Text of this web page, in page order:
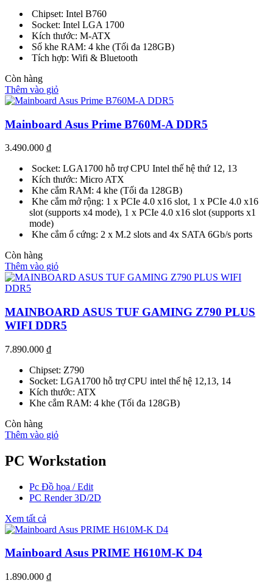
Chipset: Intel B760
Socket: Intel LGA 1700
Kích thước: M-ATX
Số khe RAM: 4 khe (Tối đa 128GB)
Tích hợp: Wifi & Bluetooth
Còn hàng
Thêm vào giỏ
Mainboard Asus Prime B760M-A DDR5
3.490.000 ₫
Socket: LGA1700 hỗ trợ CPU Intel thế hệ thứ 12, 13
Kích thước: Micro ATX
Khe cắm RAM: 4 khe (Tối đa 128GB)
Khe cắm mở rộng: 1 x PCIe 4.0 x16 slot, 1 x PCIe 4.0 x16
slot (supports x4 mode), 1 x PCIe 4.0 x16 slot (supports x1
mode)
Khe cắm ổ cứng: 2 x M.2 slots and 4x SATA 6Gb/s ports
Còn hàng
Thêm vào giỏ
MAINBOARD ASUS TUF GAMING Z790 PLUS
WIFI DDR5
7.890.000 ₫
Chipset: Z790
Socket: LGA1700 hỗ trợ CPU intel thế hệ 12,13, 14
Kích thước: ATX
Khe cắm RAM: 4 khe (Tối đa 128GB)
Còn hàng
Thêm vào giỏ
PC Workstation
Pc Đồ họa / Edit
PC Render 3D/2D
Xem tất cả
Mainboard Asus PRIME H610M-K D4
1.890.000 ₫